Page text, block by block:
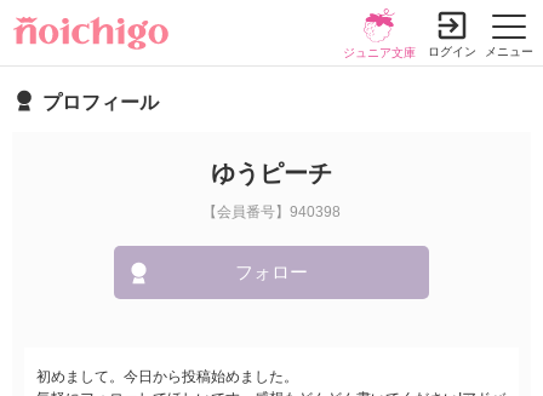
メニュー
ジュニア文庫 ログイン
プロフィール
ゆうピーチ
【会員番号】940398
フォロー
初めまして。今日から投稿始めました。